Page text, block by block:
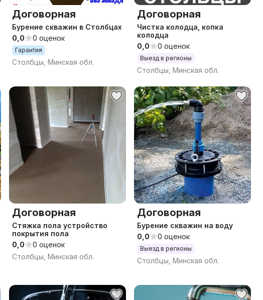
Договорная
Бурение скважин в Столбцах
0,0
0 оценок
Гарантия
Столбцы, Минская обл.
Договорная
Чистка колодца, копка
колодца
0,0
0 оценок
Выезд в регионы
Столбцы, Минская обл.
Договорная
Стяжка пола устройство
покрытия пола
0,0
0 оценок
Столбцы, Минская обл.
Договорная
Бурение скважин на воду
0,0
0 оценок
Выезд в регионы
Столбцы, Минская обл.